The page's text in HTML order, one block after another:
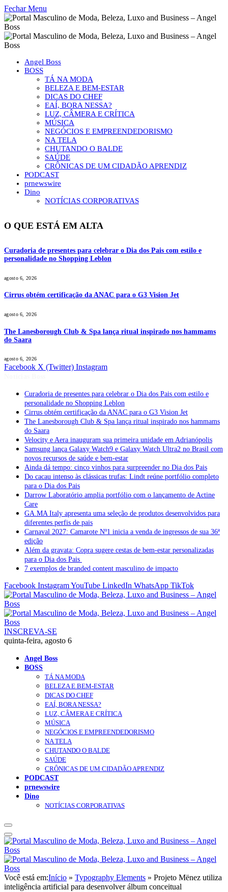
Fechar Menu
Angel Boss
BOSS
TÁ NA MODA
BELEZA E BEM-ESTAR
DICAS DO CHEF
EAÍ, BORA NESSA?
LUZ, CÂMERA E CRÍTICA
MÚSICA
NEGÓCIOS E EMPREENDEDORISMO
NA TELA
CHUTANDO O BALDE
SAÚDE
CRÔNICAS DE UM CIDADÃO APRENDIZ
PODCAST
prnewswire
Dino
NOTÍCIAS CORPORATIVAS
O QUE ESTÁ EM ALTA
Curadoria de presentes para celebrar o Dia dos Pais com estilo e
personalidade no Shopping Leblon
agosto 6, 2026
Cirrus obtém certificação da ANAC para o G3 Vision Jet
agosto 6, 2026
The Lanesborough Club & Spa lança ritual inspirado nos hammams
do Saara
agosto 6, 2026
Facebook X (Twitter) Instagram
Curadoria de presentes para celebrar o Dia dos Pais com estilo e
personalidade no Shopping Leblon
Cirrus obtém certificação da ANAC para o G3 Vision Jet
The Lanesborough Club & Spa lança ritual inspirado nos hammams
do Saara
Velocity e Aera inauguram sua primeira unidade em Adrianópolis
Samsung lança Galaxy Watch9 e Galaxy Watch Ultra2 no Brasil com
novos recursos de saúde e bem-estar
Ainda dá tempo: cinco vinhos para surpreender no Dia dos Pais
Do cacau intenso às clássicas trufas: Lindt reúne portfólio completo
para o Dia dos Pais
Darrow Laboratório amplia portfólio com o lançamento de Actine
Care
GA.MA Italy apresenta uma seleção de produtos desenvolvidos para
diferentes perfis de pais
Carnaval 2027: Camarote Nº1 inicia a venda de ingressos de sua 36ª
edição
Além da gravata: Copra sugere cestas de bem-estar personalizadas
para o Dia dos Pais
7 exemplos de branded content masculino de impacto
Facebook InstagramYouTube LinkedIn WhatsApp TikTok
INSCREVA-SE
quinta-feira, agosto 6
Angel Boss
BOSS
TÁ NA MODA
BELEZA E BEM-ESTAR
DICAS DO CHEF
EAÍ, BORA NESSA?
LUZ, CÂMERA E CRÍTICA
MÚSICA
NEGÓCIOS E EMPREENDEDORISMO
NA TELA
CHUTANDO O BALDE
SAÚDE
CRÔNICAS DE UM CIDADÃO APRENDIZ
PODCAST
prnewswire
Dino
NOTÍCIAS CORPORATIVAS
Você está em:Início » Typography Elements » Projeto Mënez utiliza
inteligência artificial para desenvolver álbum conceitual